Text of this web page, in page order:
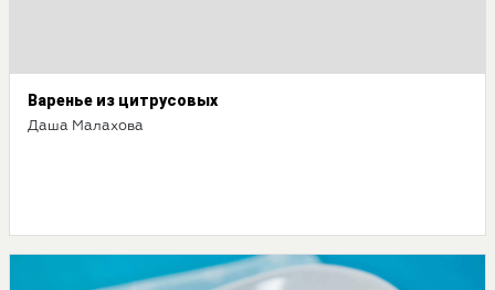
Варенье из цитрусовых
Даша Малахова